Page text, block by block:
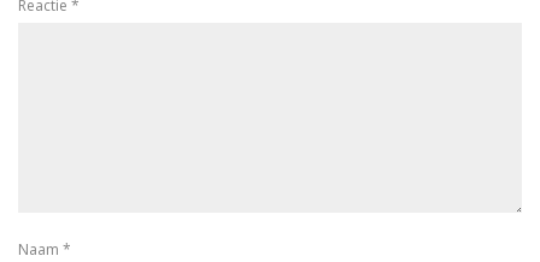
Reactie *
Naam *